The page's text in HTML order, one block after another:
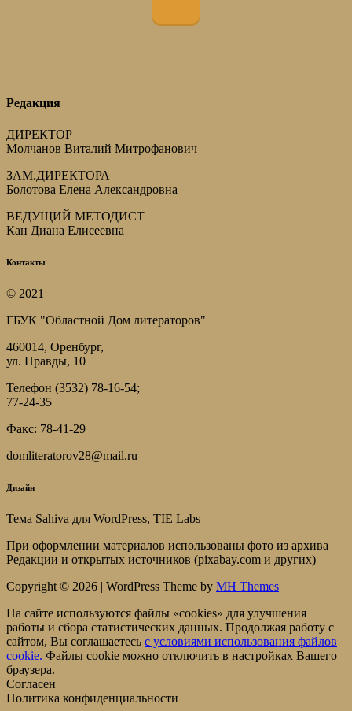
Редакция
ДИРЕКТОР
Молчанов Виталий Митрофанович
ЗАМ.ДИРЕКТОРА
Болотова Елена Александровна
ВЕДУЩИЙ МЕТОДИСТ
Кан Диана Елисеевна
Контакты
© 2021
ГБУК "Областной Дом литераторов"
460014, Оренбург,
ул. Правды, 10
Телефон (3532) 78-16-54;
77-24-35
Факс: 78-41-29
domliteratorov28@mail.ru
Дизайн
Тема Sahiva для WordPress, TIE Labs
При оформлении материалов использованы фото из архива
Редакции и открытых источников (pixabay.com и других)
Copyright © 2026 | WordPress Theme by MH Themes
На сайте используются файлы «cookies» для улучшения
работы и сбора статистических данных. Продолжая работу с
сайтом, Вы соглашаетесь c условиями использования файлов
cookie. Файлы cookie можно отключить в настройках Вашего
браузера.
Согласен
Политика конфиденциальности